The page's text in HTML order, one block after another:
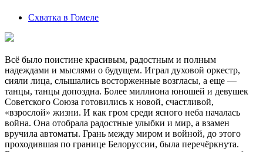
Схватка в Гомеле
Всё было поистине красивым, радостным и полным
надеждами и мыслями о будущем. Играл духовой оркестр,
сияли лица, слышались восторженные возгласы, а еще —
танцы, танцы допоздна. Более миллиона юношей и девушек
Советского Союза готовились к новой, счастливой,
«взрослой» жизни. И как гром среди ясного неба началась
война. Она отобрала радостные улыбки и мир, а взамен
вручила автоматы. Грань между миром и войной, до этого
проходившая по границе Белоруссии, была перечёркнута.